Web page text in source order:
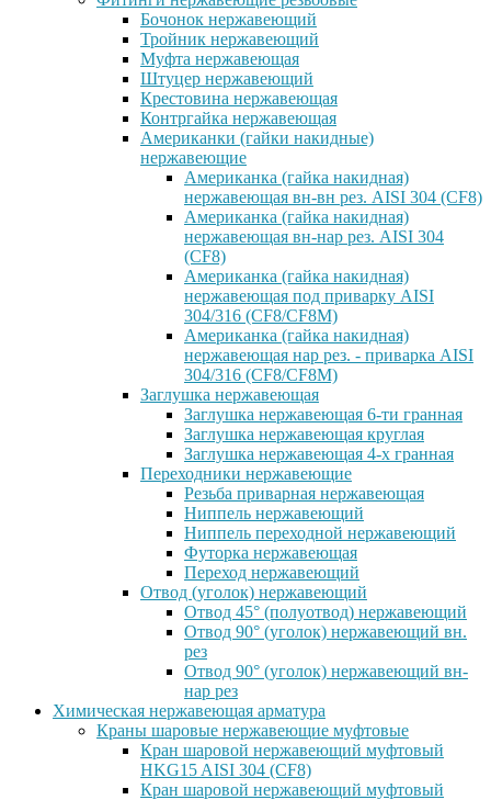
Бочонок нержавеющий
Тройник нержавеющий
Муфта нержавеющая
Штуцер нержавеющий
Крестовина нержавеющая
Контргайка нержавеющая
Американки (гайки накидные)
нержавеющие
Американка (гайка накидная)
нержавеющая вн-вн рез. AISI 304 (CF8)
Американка (гайка накидная)
нержавеющая вн-нар рез. AISI 304
(CF8)
Американка (гайка накидная)
нержавеющая под приварку AISI
304/316 (CF8/CF8M)
Американка (гайка накидная)
нержавеющая нар рез. - приварка AISI
304/316 (CF8/CF8M)
Заглушка нержавеющая
Заглушка нержавеющая 6-ти гранная
Заглушка нержавеющая круглая
Заглушка нержавеющая 4-х гранная
Переходники нержавеющие
Резьба приварная нержавеющая
Ниппель нержавеющий
Ниппель переходной нержавеющий
Футорка нержавеющая
Переход нержавеющий
Отвод (уголок) нержавеющий
Отвод 45° (полуотвод) нержавеющий
Отвод 90° (уголок) нержавеющий вн.
рез
Отвод 90° (уголок) нержавеющий вн-
нар рез
Химическая нержавеющая арматура
Краны шаровые нержавеющие муфтовые
Кран шаровой нержавеющий муфтовый
HKG15 AISI 304 (CF8)
Кран шаровой нержавеющий муфтовый